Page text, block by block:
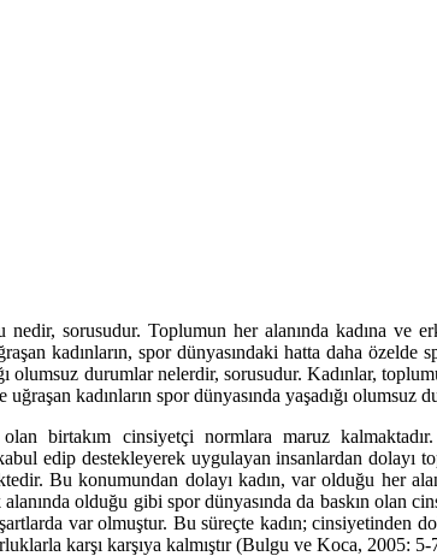
sorusudur. Toplumun her alanında kadına ve
kadınların, spor dünyasındaki hatta daha özelde
olumsuz durumlar nelerdir, sorusudur. Kadınlar,
kadınların spor dünyasında yaşadığı olumsuz
birtakım cinsiyetçi normlara maruz
edip destekleyerek uygulayan insanlardan dolayı
Bu konumundan dolayı kadın, var olduğu her
olduğu gibi spor dünyasında da baskın
var olmuştur. Bu süreçte kadın; cinsiyetinden
karşı karşıya kalmıştır (Bulgu ve Koca, 2005: 5-